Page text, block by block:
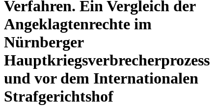
Verfahren. Ein Vergleich der
Angeklagtenrechte im
Nürnberger
Hauptkriegsverbrecherprozess
und vor dem Internationalen
Strafgerichtshof